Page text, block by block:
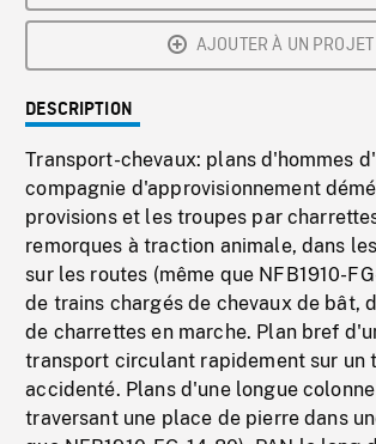
AJOUTER À UN PROJET
DESCRIPTION
Transport-chevaux: plans d'hommes
compagnie d'approvisionnement
provisions et les troupes par
remorques à traction animale, dans
sur les routes (même que NFB1910-
de trains chargés de chevaux de bât,
de charrettes en marche. Plan bref
transport circulant rapidement sur un
accidenté. Plans d'une longue
traversant une place de pierre dans